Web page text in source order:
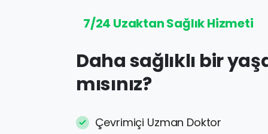
7/24 Uzaktan Sağlık Hizmeti
Dahasağlıklı bir
mısınız?
Çevrimiçi Uzman Doktor